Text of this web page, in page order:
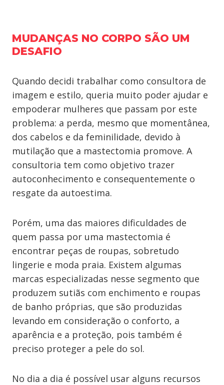
MUDANÇAS NO CORPO SÃO UM
DESAFIO
Quando decidi trabalhar como consultora de
imagem e estilo, queria muito poder ajudar e
empoderar mulheres que passam por este
problema: a perda, mesmo que momentânea,
dos cabelos e da feminilidade, devido à
mutilação que a mastectomia promove. A
consultoria tem como objetivo trazer
autoconhecimento e consequentemente o
resgate da autoestima.
Porém, uma das maiores dificuldades de
quem passa por uma mastectomia é
encontrar peças de roupas, sobretudo
lingerie e moda praia. Existem algumas
marcas especializadas nesse segmento que
produzem sutiãs com enchimento e roupas
de banho próprias, que são produzidas
levando em consideração o conforto, a
aparência e a proteção, pois também é
preciso proteger a pele do sol.
No dia a dia é possível usar alguns recursos